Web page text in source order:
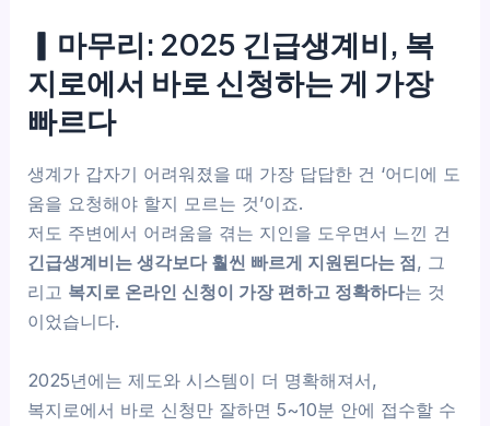
▎마무리: 2025 긴급생계비, 복
지로에서 바로 신청하는 게 가장
빠르다
생계가 갑자기 어려워졌을 때 가장 답답한 건 ‘어디에 도
움을 요청해야 할지 모르는 것’이죠.
저도 주변에서 어려움을 겪는 지인을 도우면서 느낀 건
긴급생계비는 생각보다 훨씬 빠르게 지원된다는 점, 그
리고 복지로 온라인 신청이 가장 편하고 정확하다는 것
이었습니다.
2025년에는 제도와 시스템이 더 명확해져서,
복지로에서 바로 신청만 잘하면 5~10분 안에 접수할 수